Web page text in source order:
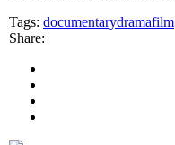
Tags: documentarydramafilm
Share: